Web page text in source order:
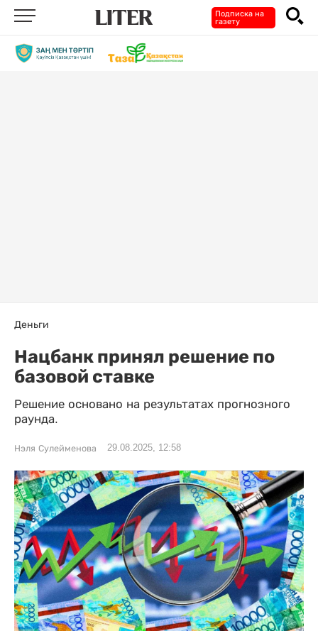
Подписка на
газету
Деньги
Нацбанк принял решение по
базовой ставке
Решение основано на результатах прогнозного
раунда.
Нэля Сулейменова 29.08.2025, 12:58